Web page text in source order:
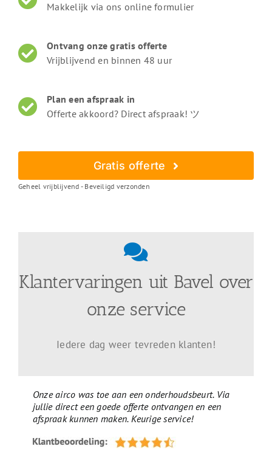
Makkelijk via ons online formulier
Ontvang onze gratis offerte
Vrijblijvend en binnen 48 uur
Plan een afspraak in
Offerte akkoord? Direct afspraak! ツ
Gratis offerte
Geheel vrijblijvend - Beveiligd verzonden
Klantervaringen uit Bavel over
onze service
Iedere dag weer tevreden klanten!
Onze airco was toe aan een onderhoudsbeurt. Via
jullie direct een goede offerte ontvangen en een
afspraak kunnen maken. Keurige service!